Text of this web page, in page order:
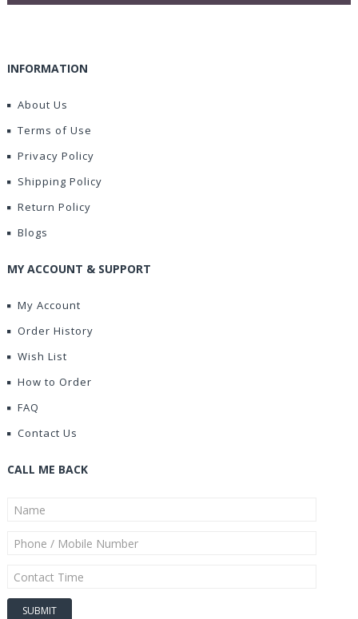
INFORMATION
About Us
Terms of Use
Privacy Policy
Shipping Policy
Return Policy
Blogs
MY ACCOUNT & SUPPORT
My Account
Order History
Wish List
How to Order
FAQ
Contact Us
CALL ME BACK